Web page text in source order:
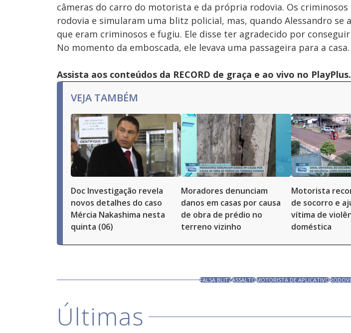
câmeras do carro do motorista e da própria rodovia. Os criminosos
rodovia e simularam uma blitz policial, mas, quando Alessandro se
que eram criminosos e fugiu. Ele disse ter agradecido por
No momento da emboscada, ele levava uma passageira para a casa.
Assista aos conteúdos da RECORD de graça e ao vivo no
VEJA TAMBÉM
Doc Investigação revela
novos detalhes do caso
Mércia Nakashima nesta
quinta (06)
Moradores denunciam
danos em casas por causa
de obra de prédio no
terreno vizinho
Motorista
de socorro e
vítima de
doméstica
FALSA BLITZASSALTOMOTORISTA DE APLICATIVO
Últimas